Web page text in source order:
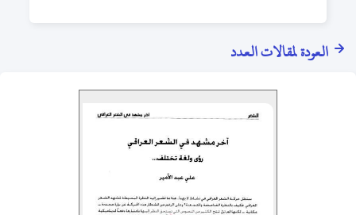
العودة لمقالات العدد